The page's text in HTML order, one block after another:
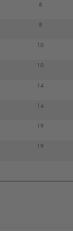
8
8
10
10
14
14
19
19